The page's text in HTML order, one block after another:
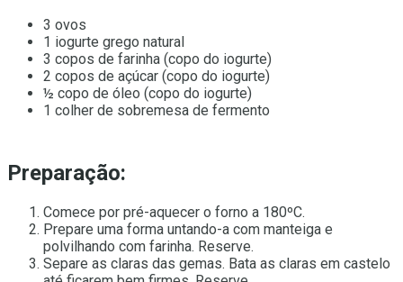
3 ovos
1 iogurte grego natural
3 copos de farinha (copo do iogurte)
2 copos de açúcar (copo do iogurte)
½ copo de óleo (copo do iogurte)
1 colher de sobremesa de fermento
Preparação:
Comece por pré-aquecer o forno a 180ºC.
Prepare uma forma untando-a com manteiga e
polvilhando com farinha. Reserve.
Separe as claras das gemas. Bata as claras em castelo